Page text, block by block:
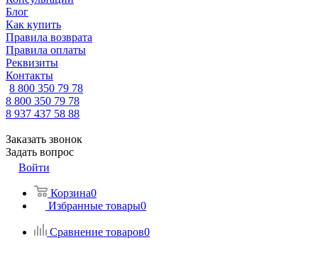
Блог
Как купить
Правила возврата
Правила оплаты
Реквизиты
Контакты
8 800 350 79 78
8 800 350 79 78
8 937 437 58 88
Заказать звонок
Задать вопрос
Войти
Корзина0
Избранные товары0
Сравнение товаров0